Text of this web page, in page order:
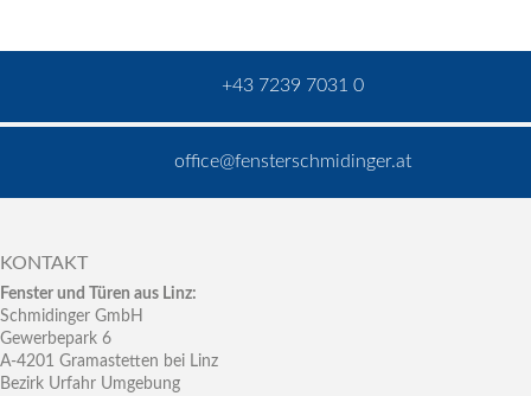
+43 7239 7031 0
office@fensterschmidinger.at
KONTAKT
Fenster und Türen aus Linz:
Schmidinger GmbH
Gewerbepark 6
A-4201 Gramastetten bei Linz
Bezirk Urfahr Umgebung